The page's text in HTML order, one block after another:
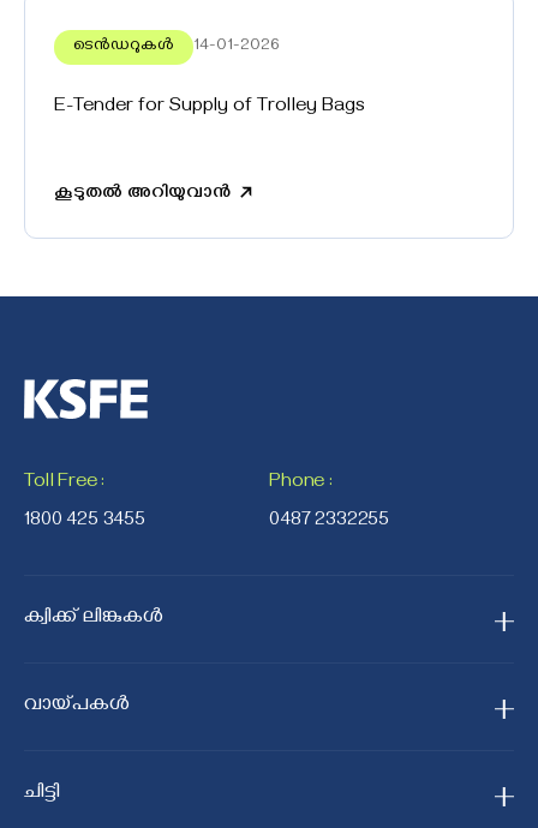
ടെൻഡറുകൾ 14-01-2026
E-Tender for Supply of Trolley Bags
കൂടുതൽ അറിയുവാൻ
Toll Free:
1800 425 3455
Phone :
0487 2332255
ക്വിക്ക് ലിങ്കുകൾ
ഞങ്ങളുടെ ശാഖകൾ
വായ്പകള്‍
ചിട്ടി